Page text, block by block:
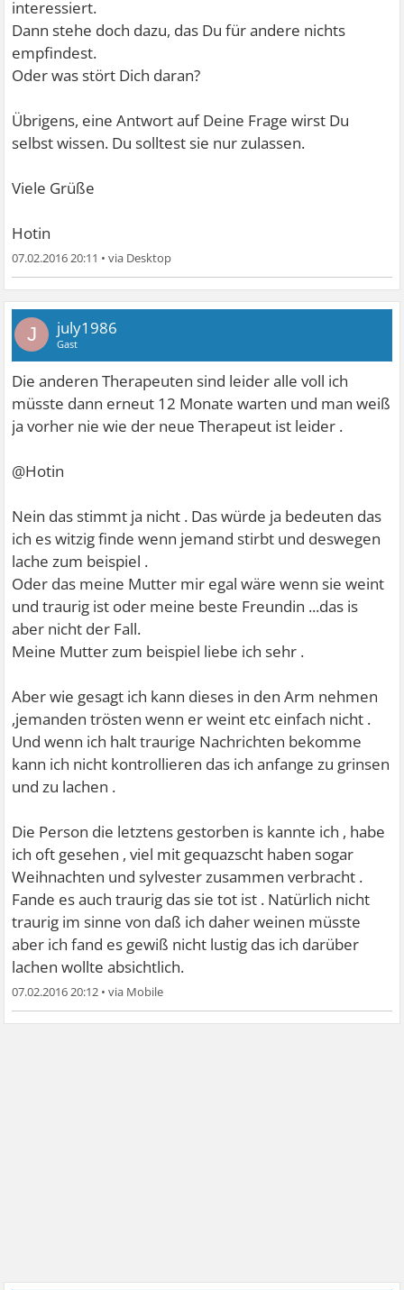
interessiert.
Dann stehe doch dazu, das Du für andere nichts
empfindest.
Oder was stört Dich daran?
Übrigens, eine Antwort auf Deine Frage wirst Du
selbst wissen. Du solltest sie nur zulassen.
Viele Grüße
Hotin
07.02.2016 20:11 •
J july1986
Gast
Die anderen Therapeuten sind leider alle voll ich
müsste dann erneut 12 Monate warten und man weiß
ja vorher nie wie der neue Therapeut ist leider .
@Hotin
Nein das stimmt ja nicht . Das würde ja bedeuten das
ich es witzig finde wenn jemand stirbt und deswegen
lache zum beispiel .
Oder das meine Mutter mir egal wäre wenn sie weint
und traurig ist oder meine beste Freundin ...das is
aber nicht der Fall.
Meine Mutter zum beispiel liebe ich sehr .
Aber wie gesagt ich kann dieses in den Arm nehmen
,jemanden trösten wenn er weint etc einfach nicht .
Und wenn ich halt traurige Nachrichten bekomme
kann ich nicht kontrollieren das ich anfange zu grinsen
und zu lachen .
Die Person die letztens gestorben is kannte ich , habe
ich oft gesehen , viel mit gequazscht haben sogar
Weihnachten und sylvester zusammen verbracht .
Fande es auch traurig das sie tot ist . Natürlich nicht
traurig im sinne von daß ich daher weinen müsste
aber ich fand es gewiß nicht lustig das ich darüber
lachen wollte absichtlich.
07.02.2016 20:12 •